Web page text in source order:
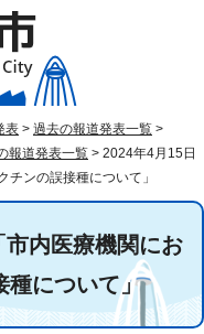
表 > 過去の報道発表一覧 >
報道発表一覧 > 2024年4月15日
ンの誤接種について」
内医療機関にお
種について」